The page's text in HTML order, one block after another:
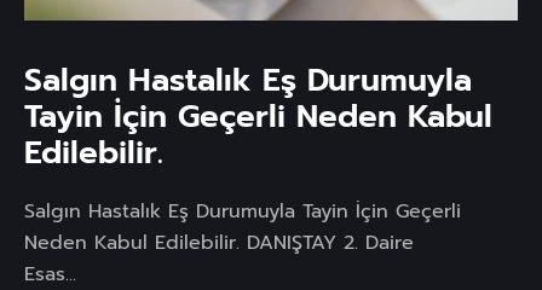
Salgın Hastalık Eş Durumuyla
Tayin İçin Geçerli Neden Kabul
Edilebilir.
Salgın Hastalık Eş Durumuyla Tayin İçin Geçerli
Neden Kabul Edilebilir. DANIŞTAY 2. Daire
Esas...